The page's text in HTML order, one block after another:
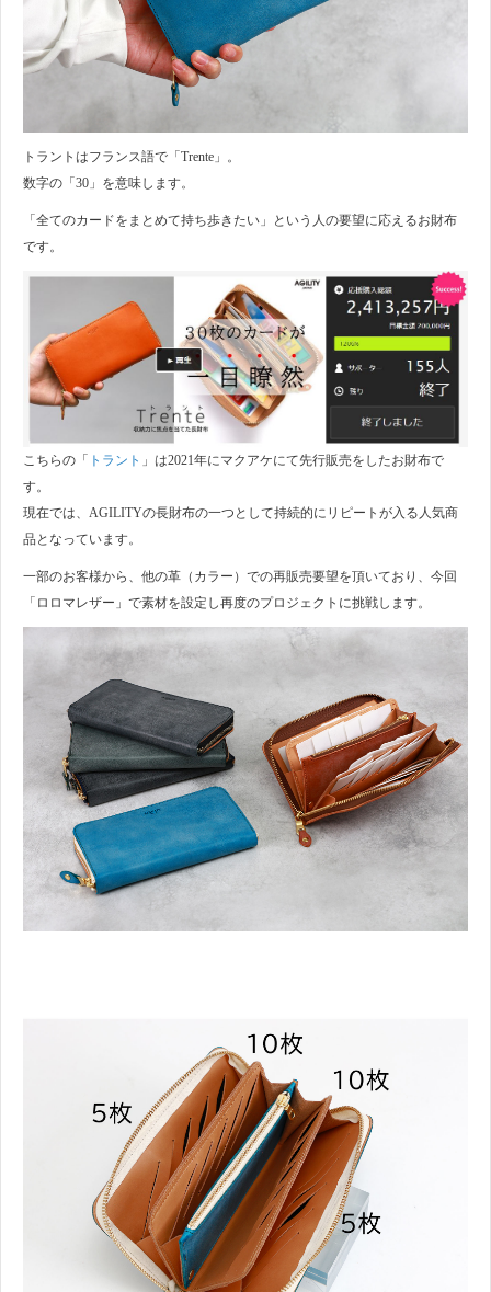
トラントはフランス語で「Trente」。
数字の「30」を意味します。
「全てのカードをまとめて持ち歩きたい」という人の要望に応えるお財布
です。
こちらの「 トラント 」は2021年にマクアケにて先行販売をしたお財布で
す。
現在では、AGILITYの長財布の一つとして持続的にリピートが入る人気商
品となっています。
一部のお客様から、他の革（カラー）での再販売要望を頂いており、今回
「ロロマレザー」で素材を設定し再度のプロジェクトに挑戦します。